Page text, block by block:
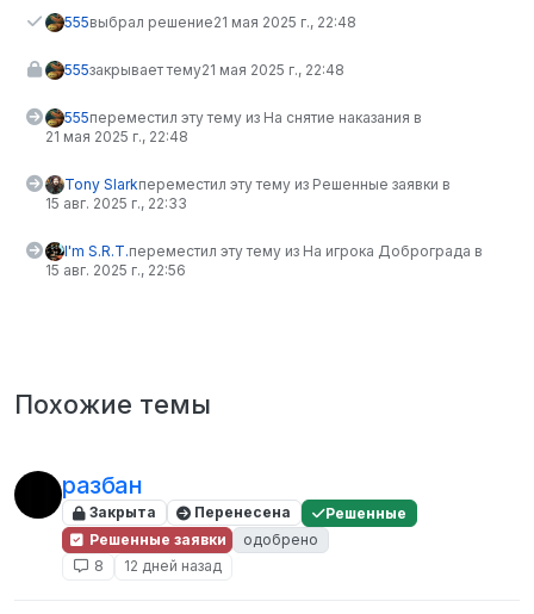
555выбрал решение21 мая 2025 г., 22:48
555закрывает тему21 мая 2025 г., 22:48
555переместил эту тему из На снятие наказания в
21 мая 2025 г., 22:48
Tony Slarkпереместил эту тему из Решенные заявки в
15 авг. 2025 г., 22:33
I'm S.R.T.переместил эту тему из На игрока Доброграда в
15 авг. 2025 г., 22:56
Похожие темы
разбан
Закрыта Перенесена
Решенные
Решенные заявки
одобрено
8
12 дней назад